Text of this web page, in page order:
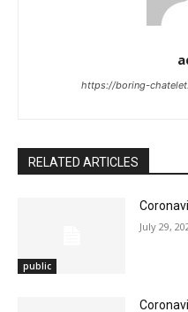
https://boring-
RELATED ARTICLES
public
July 29,